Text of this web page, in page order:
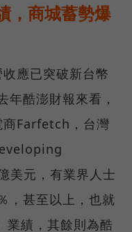
，商城蓄勢爆
應已突破新台幣
年酷澎財報來看，
商Farfetch，台灣
美元，有業界人士
，甚至以上，也就
業績，其餘則為酷